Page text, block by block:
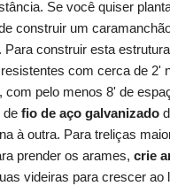
Se você quiser
construir um
Para construir esta
com cerca de 2'
com pelo menos 8' de
de fio de aço galvanizado
à outra. Para treliças
prender os arames, crie
videiras para crescer ao